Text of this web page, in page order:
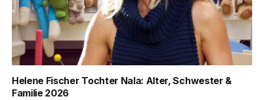
Helene Fischer Tochter Nala: Alter, Schwester &
Familie 2026